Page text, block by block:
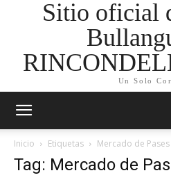
Sitio oficial
Un Solo
Inicio Etiquetas Mercado de
Tag: Mercado de